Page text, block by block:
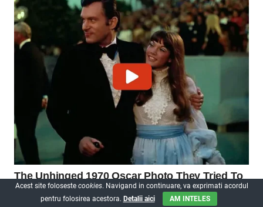
Acest site foloseste cookies. Navigand in continuare, va exprimati acordul
pentru folosirea acestora. Detalii aici AM INTELES